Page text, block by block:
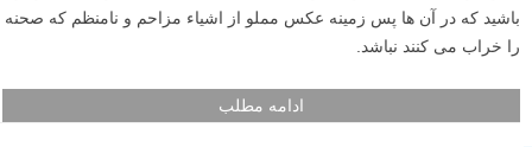
باشید که در آن ها پس زمینه عکس مملو از اشیاء مزاحم و نامنظم که صحنه
را خراب می کنند نباشد.
ادامه مطلب